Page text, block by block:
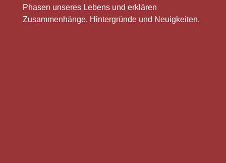
Phasen unseres Lebens und erklären
Zusammenhänge, Hintergründe und Neuigkeiten.